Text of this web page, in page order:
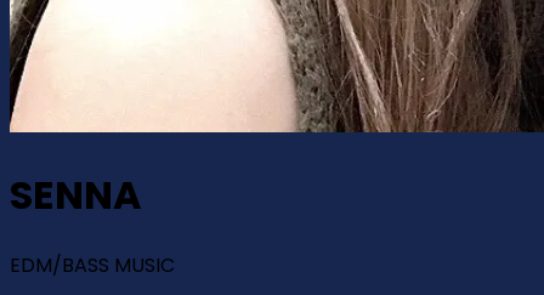
SENNA
EDM/BASS MUSIC